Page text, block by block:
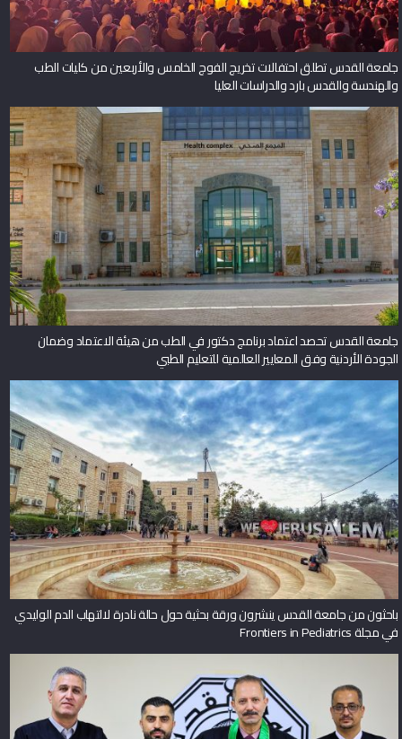
جامعة القدس تطلق احتفالات تخريج الفوج الخامس والأربعين من كليات الطب
والهندسة والقدس بارد والدراسات العليا
جامعة القدس تحصد اعتماد برنامج دكتور في الطب من هيئة الاعتماد وضمان
الجودة الأردنية وفق المعايير العالمية للتعليم الطبي
باحثون من جامعة القدس ينشرون ورقة بحثية حول حالة نادرة لالتهاب الدم الوليدي
في مجلة Frontiers in Pediatrics